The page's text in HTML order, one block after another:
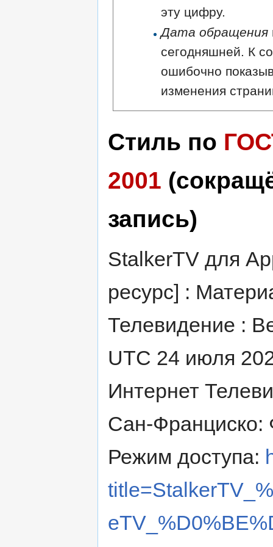
эту цифру.
Дата обращения
сегодняшней. К
ошибочно
изменения
Стиль по
2001
запись)
StalkerTV для
ресурс] :
Телевидение :
UTC 24 июля
Интернет
Сан-
Режим доступа: